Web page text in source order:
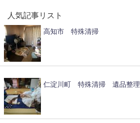
人気記事リスト
高知市 特殊清掃
仁淀川町 特殊清掃 遺品整理